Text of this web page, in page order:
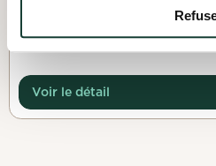
Voir le détail